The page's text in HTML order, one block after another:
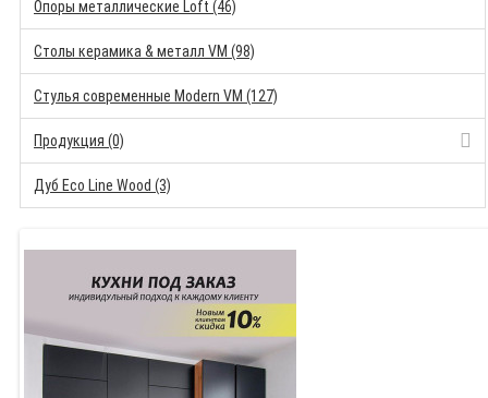
Опоры металлические Loft (46)
Столы керамика & металл VM (98)
Стулья современные Modern VM (127)
Продукция (0)
Дуб Eco Line Wood (3)